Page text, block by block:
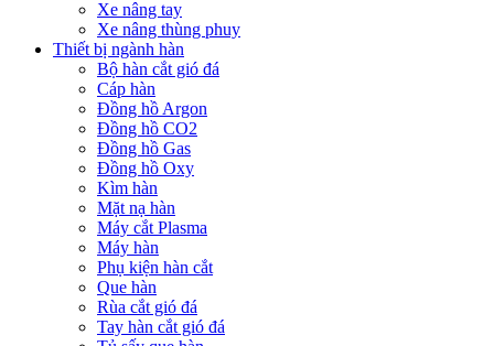
Xe nâng tay
Xe nâng thùng phuy
Thiết bị ngành hàn
Bộ hàn cắt gió đá
Cáp hàn
Đồng hồ Argon
Đồng hồ CO2
Đồng hồ Gas
Đồng hồ Oxy
Kìm hàn
Mặt nạ hàn
Máy cắt Plasma
Máy hàn
Phụ kiện hàn cắt
Que hàn
Rùa cắt gió đá
Tay hàn cắt gió đá